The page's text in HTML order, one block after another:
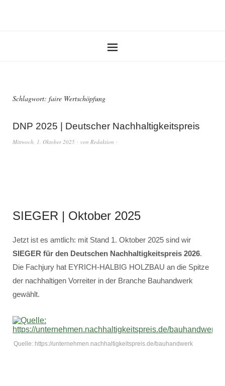
Schlagwort: faire Wertschöpfung
DNP 2025 | Deutscher Nachhaltigkeitspreis
Mittwoch, 1. Oktober 2025 von Redaktion
SIEGER | Oktober 2025
Jetzt ist es amtlich: mit Stand 1. Oktober 2025 sind wir
SIEGER für den Deutschen Nachhaltigkeitspreis 2026.
Die Fachjury hat EYRICH-HALBIG HOLZBAU an die Spitze
der nachhaltigen Vorreiter in der Branche Bauhandwerk
gewählt.
Quelle: https://unternehmen.nachhaltigkeitspreis.de/bauhandwerk